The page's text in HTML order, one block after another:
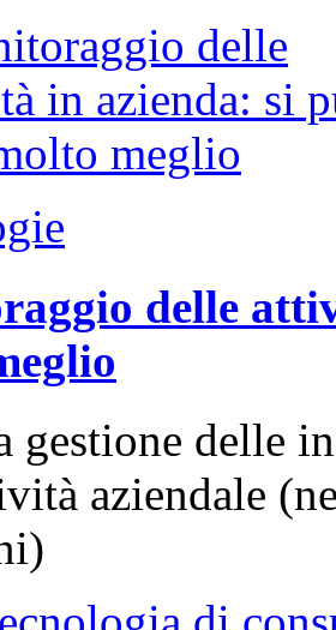
delle
gestione delle
aziendale